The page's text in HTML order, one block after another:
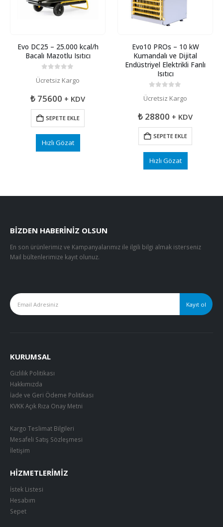
Evo DC25 – 25.000 kcal/h
Bacalı Mazotlu Isıtıcı
Ücretsiz Kargo
₺ 75600 + KDV
SEPETE EKLE
Hızlı Gözat
Evo10 PROs – 10 kW
Kumandalı ve Dijital
Endüstriyel Elektrikli Fanlı
Isıtıcı
Ücretsiz Kargo
₺ 28800 + KDV
SEPETE EKLE
Hızlı Gözat
BIZDEN HABERINIZ OLSUN
En son ürünlerimiz ve Kampanyalarımız ile ilgili bilgi almak isterseniz
Mail bültenlerimize kayıt olunuz.
KURUMSAL
Gizlilik Politikası
Hakkımızda
İade ve Geri Ödeme Politikası
KVKK Açık Rıza Onay Metni
Kargo Teslimat Bilgileri
Mesafeli Satış Sözleşmesi
İletişim
HIZMETLERIMIZ
İstek Listesi
Hesabım
Sepet